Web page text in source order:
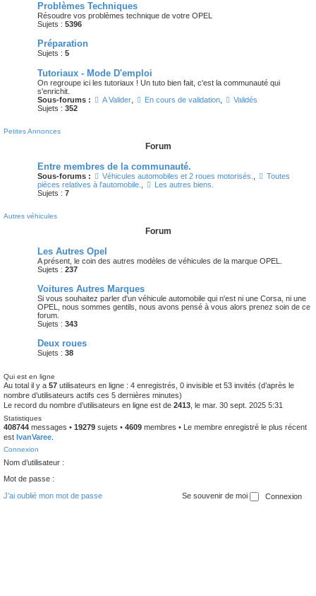
Problèmes Techniques
Résoudre vos problèmes technique de votre OPEL
Sujets : 5396
Préparation
Sujets : 5
Tutoriaux - Mode D'emploi
On regroupe ici les tutoriaux ! Un tuto bien fait, c'est la communauté qui
s'enrichit.
Sous-forums :
A Valider, En cours de validation,
Validés
Sujets : 352
Petites Annonces
Forum
Entre membres de la communauté.
Sous-forums : Véhicules automobiles et 2 roues motorisés.
Toutes
pièces relatives à l'automobile.
Les autres biens.
Sujets : 7
Autres véhicules
Forum
Les Autres Opel
A présent, le coin des autres modèles de véhicules de la marque OPEL.
Sujets : 237
Voitures Autres Marques
Si vous souhaitez parler d'un véhicule automobile qui n'est ni une Corsa, ni une
OPEL, nous sommes gentils, nous avons pensé à vous alors prenez soin de ce
forum.
Sujets : 343
Deux roues
Sujets : 38
Qui est en ligne
Au total il y a 57 utilisateurs en ligne : 4 enregistrés, 0 invisible et 53 invités (d’après le
nombre d’utilisateurs actifs ces 5 dernières minutes)
Le record du nombre d’utilisateurs en ligne est de 2413 , le mar. 30 sept. 2025 5:31
Statistiques
408744 messages • 19279 sujets • 4609 membres • Le membre enregistré le plus récent
est IvanVaree
Connexion
Nom d’utilisateur :
Mot de passe :
J’ai oublié mon mot de passe
Se souvenir de moi